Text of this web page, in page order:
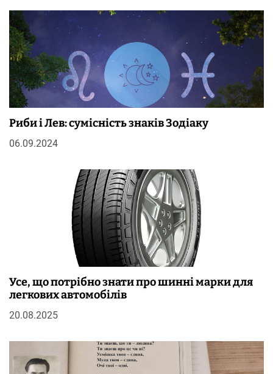
Риби і Лев: сумісність знаків Зодіаку
06.09.2024
Усе, що потрібно знати про шинні марки для
легкових автомобілів
20.08.2025